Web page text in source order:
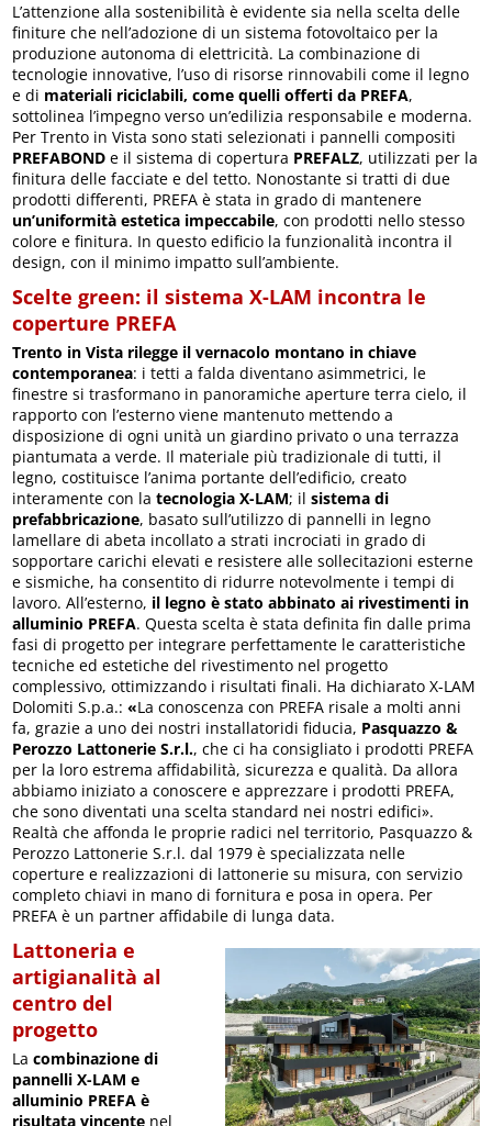
L’attenzione alla sostenibilità è evidente sia nella scelta delle
finiture che nell’adozione di un sistema fotovoltaico per la
produzione autonoma di elettricità. La combinazione di
tecnologie innovative, l’uso di risorse rinnovabili come il legno
e di materiali riciclabili, come quelli offerti da PREFA,
sottolinea l’impegno verso un’edilizia responsabile e moderna.
Per Trento in Vista sono stati selezionati i pannelli compositi
PREFABOND e il sistema di copertura PREFALZ, utilizzati per la
finitura delle facciate e del tetto. Nonostante si tratti di due
prodotti differenti, PREFA è stata in grado di mantenere
un’uniformità estetica impeccabile, con prodotti nello stesso
colore e finitura. In questo edificio la funzionalità incontra il
design, con il minimo impatto sull’ambiente.
Scelte green: il sistema X-LAM incontra le
coperture PREFA
Trento in Vista rilegge il vernacolo montano in chiave
contemporanea: i tetti a falda diventano asimmetrici, le
finestre si trasformano in panoramiche aperture terra cielo, il
rapporto con l’esterno viene mantenuto mettendo a
disposizione di ogni unità un giardino privato o una terrazza
piantumata a verde. Il materiale più tradizionale di tutti, il
legno, costituisce l’anima portante dell’edificio, creato
interamente con latecnologia X-LAM; ilsistema di
prefabbricazione, basato sull’utilizzo di pannelli in legno
lamellare di abeta incollato a strati incrociati in grado di
sopportare carichi elevati e resistere alle sollecitazioni esterne
e sismiche, ha consentito di ridurre notevolmente i tempi di
lavoro. All’esterno, il legno è stato abbinato ai rivestimenti in
alluminio PREFA. Questa scelta è stata definita fin dalle prima
fasi di progetto per integrare perfettamente le caratteristiche
tecniche ed estetiche del rivestimento nel progetto
complessivo, ottimizzando i risultati finali. Ha dichiarato X-LAM
Dolomiti S.p.a.:«La conoscenza con PREFA risale a molti anni
fa, grazie a uno dei nostri installatoridi fiducia, Pasquazzo &
Perozzo Lattonerie S.r.l., che ci ha consigliato i prodotti PREFA
per la loro estrema affidabilità, sicurezza e qualità. Da allora
abbiamo iniziato a conoscere e apprezzare i prodotti PREFA,
che sono diventati una scelta standard nei nostri edifici».
Realtà che affonda le proprie radici nel territorio, Pasquazzo &
Perozzo Lattonerie S.r.l. dal 1979 è specializzata nelle
coperture e realizzazioni di lattonerie su misura, con servizio
completo chiavi in mano di fornitura e posa in opera. Per
PREFA è un partner affidabile di lunga data.
Lattoneria e
artigianalità al
centro del
progetto
Lacombinazione di
pannelli X-LAM e
alluminio PREFA è
risultata vincente nel